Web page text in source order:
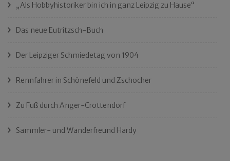
„Als Hobbyhistoriker bin ich in ganz Leipzig zu Hause“
Das neue Eutritzsch-Buch
Der Leipziger Schmiedetag von 1904
Rennfahrer in Schönefeld und Zschocher
Zu Fuß durch Anger-Crottendorf
Sammler- und Wanderfreund Hardy